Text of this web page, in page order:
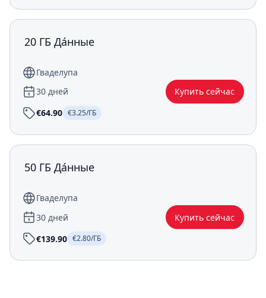
20 ГБ Да́нные
Гваделупа
30 дней
Купить сейчас
€64.90 €3.25/ГБ
50 ГБ Да́нные
Гваделупа
30 дней
Купить сейчас
€139.90 €2.80/ГБ